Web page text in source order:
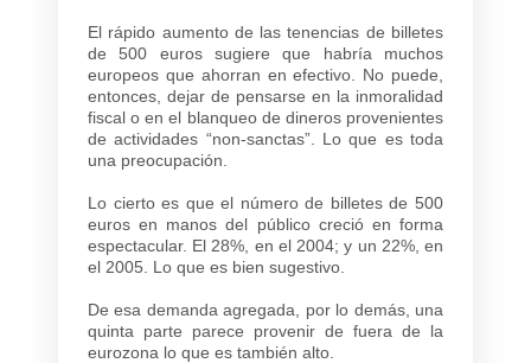
El rápido aumento de las tenencias de billetes
de 500 euros sugiere que habría muchos
europeos que ahorran en efectivo. No puede,
entonces, dejar de pensarse en la inmoralidad
fiscal o en el blanqueo de dineros provenientes
de actividades “non-sanctas”. Lo que es toda
una preocupación.
Lo cierto es que el número de billetes de 500
euros en manos del público creció en forma
espectacular. El 28%, en el 2004; y un 22%, en
el 2005. Lo que es bien sugestivo.
De esa demanda agregada, por lo demás, una
quinta parte parece provenir de fuera de la
eurozona lo que es también alto.